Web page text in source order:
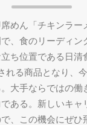
めん「チキンラー
、食のリーディン
ち位置である日清
れる商品となり、
大手ならではの働
ある。新しいキャ
、この機会にぜひ